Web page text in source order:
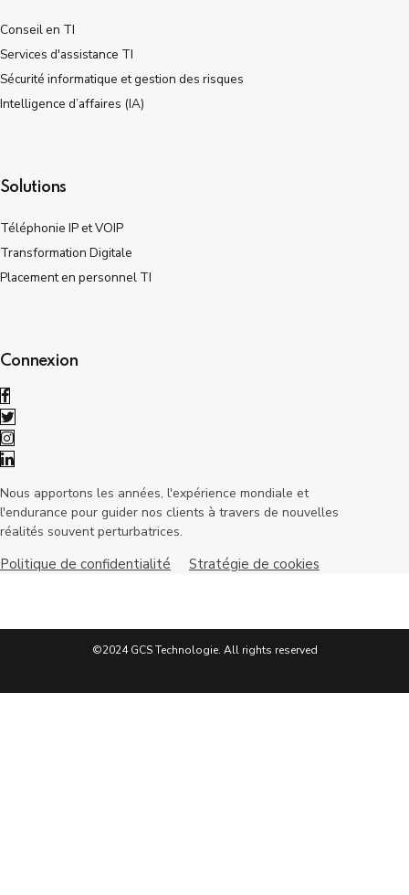
Conseil en TI
Services d'assistance TI
Sécurité informatique et gestion des risques
Intelligence d’affaires (IA)
Solutions
Téléphonie IP et VOIP
Transformation Digitale
Placement en personnel TI
Connexion
Nous apportons les années, l'expérience mondiale et
l'endurance pour guider nos clients à travers de nouvelles
réalités souvent perturbatrices.
Politique de confidentialité Stratégie de cookies
©2024 GCS Technologie. All rights reserved